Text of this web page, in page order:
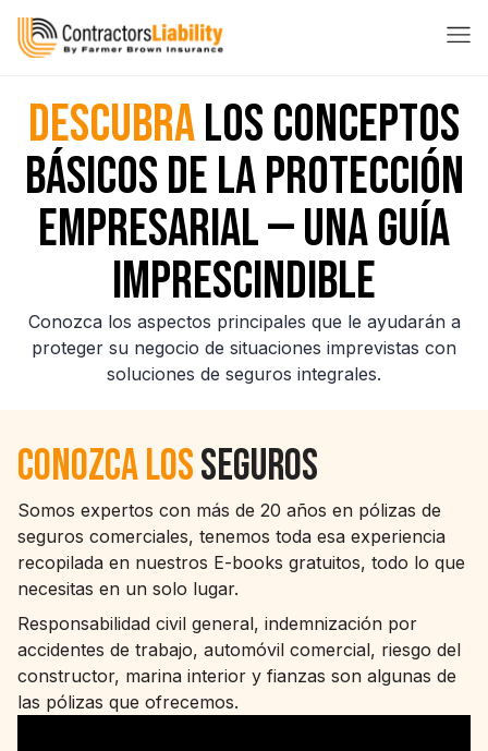
DESCUBRALOS CONCEPTOS
BÁSICOS DE LA PROTECCIÓN
EMPRESARIAL — UNA GUÍA
IMPRESCINDIBLE
Conozca los aspectos principales que le ayudarán a
proteger su negocio de situaciones imprevistas con
soluciones de seguros integrales.
Conozca LosSeguros
Somos expertos con más de 20 años en pólizas de
seguros comerciales, tenemos toda esa experiencia
recopilada en nuestros E-books gratuitos, todo lo que
necesitas en un solo lugar.
Responsabilidad civil general, indemnización por
accidentes de trabajo, automóvil comercial, riesgo del
constructor, marina interior y fianzas son algunas de
las pólizas que ofrecemos.